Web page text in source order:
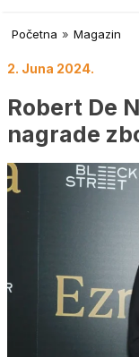
Početna » Magazin
2. Juna 2024.
Robert De
nagrade